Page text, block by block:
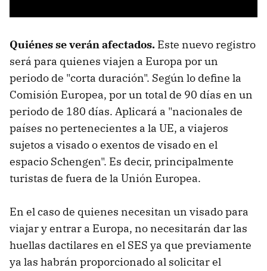
Quiénes se verán afectados. Este nuevo registro
será para quienes viajen a Europa por un
periodo de "corta duración". Según lo define la
Comisión Europea, por un total de 90 días en un
periodo de 180 días. Aplicará a "nacionales de
países no pertenecientes a la UE, a viajeros
sujetos a visado o exentos de visado en el
espacio Schengen". Es decir, principalmente
turistas de fuera de la Unión Europea.
En el caso de quienes necesitan un visado para
viajar y entrar a Europa, no necesitarán dar las
huellas dactilares en el SES ya que previamente
ya las habrán proporcionado al solicitar el